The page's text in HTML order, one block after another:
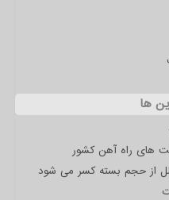
ها
های راه آهن کشور
از حجم بسته کسر می شود